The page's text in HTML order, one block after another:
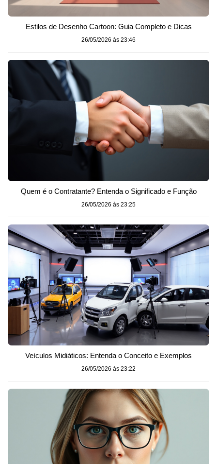
Estilos de Desenho Cartoon: Guia Completo e Dicas
26/05/2026 às 23:46
Quem é o Contratante? Entenda o Significado e Função
26/05/2026 às 23:25
Veículos Midiáticos: Entenda o Conceito e Exemplos
26/05/2026 às 23:22